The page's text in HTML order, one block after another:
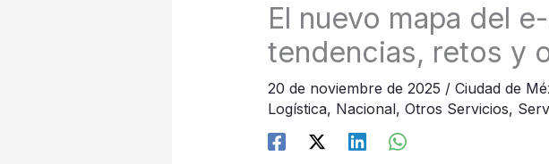
El nuevo mapa del
tendencias, retos y
20 de noviembre de 2025 / Ciudad de
Logística, Nacional, Otros Servicios,